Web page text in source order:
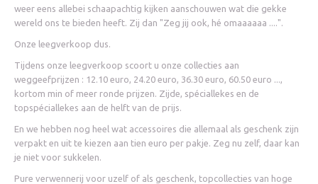
weer eens allebei schaapachtig kijken aanschouwen wat die gekke
wereld ons te bieden heeft. Zij dan "Zeg jij ook, hé omaaaaaa ....".
Onze leegverkoop dus.
Tijdens onze leegverkoop scoort u onze collecties aan
weggeefprijzen : 12.10 euro, 24.20 euro, 36.30 euro, 60.50 euro ...,
kortom min of meer ronde prijzen. Zijde, spéciallekes en de
topspéciallekes aan de helft van de prijs.
En we hebben nog heel wat accessoires die allemaal als geschenk zijn
verpakt en uit te kiezen aan tien euro per pakje. Zeg nu zelf, daar kan
je niet voor sukkelen.
Pure verwennerij voor uzelf of als geschenk, topcollecties van hoge